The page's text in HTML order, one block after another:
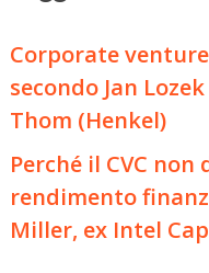
Corporate
secondo Jan
Thom (Henkel)
Perché il CVC
rendimento
Miller, ex Intel